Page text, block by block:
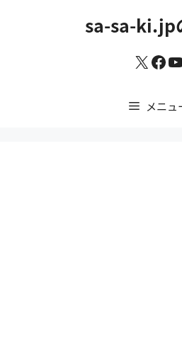
sa-sa-ki.jp
X
メニュ